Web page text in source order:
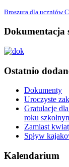
Broszura dla uczniów
Dokumentacja
Ostatnio
Dokumenty
Uroczyste
Gratulacje
roku
Zamiast
Spływ
Kalendarium